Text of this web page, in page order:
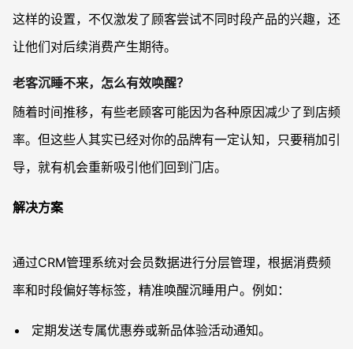
这样的设置，不仅激发了顾客尝试不同时段产品的兴趣，还
让他们对后续消费产生期待。
老客沉睡不来，怎么有效唤醒？
随着时间推移，有些老顾客可能因为各种原因减少了到店频
率。但这些人其实已经对你的品牌有一定认知，只要稍加引
导，就有机会重新吸引他们回到门店。
解决方案
通过CRM管理系统对会员数据进行分层管理，根据消费频
率和时段偏好等标签，精准唤醒沉睡用户。例如：
定期发送专属优惠券或新品体验活动通知。